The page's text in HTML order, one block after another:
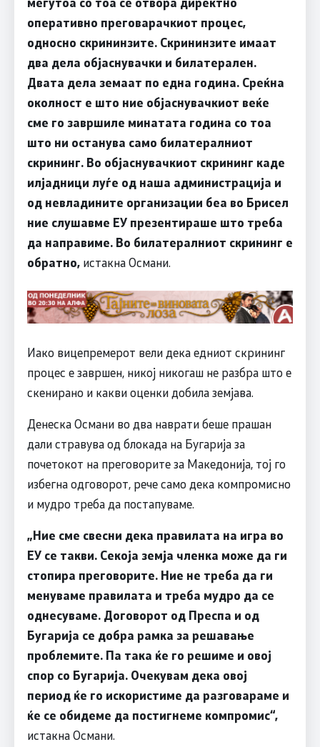
оперативно преговарачкиот процес,
односно скрининзите. Скрининзите имаат
два дела објаснувачки и билатерален.
Двата дела земаат по една година. Среќна
околност е што ние објаснувачкиот веќе
сме го завршиле минатата година со тоа
што ни останува само билатералниот
скрининг. Во објаснувачкиот скрининг каде
илјадници луѓе од наша администрација и
од невладините организации беа во Брисел
ние слушавме ЕУ презентираше што треба
да направиме. Во билатералниот скрининг е
обратно, истакна Османи.
Иако вицепремерот вели дека едниот скрининг
процес е завршен, никој никогаш не разбра што е
скенирано и какви оценки добила земјава.
Денеска Османи во два наврати беше прашан
дали стравува од блокада на Бугарија за
почетокот на преговорите за Македонија, тој го
избегна одговорот, рече само дека компромисно
и мудро треба да постапуваме.
„Ние сме свесни дека правилата на игра во
ЕУ се такви. Секоја земја членка може да ги
стопира преговорите. Ние не треба да ги
менуваме правилата и треба мудро да се
однесуваме. Договорот од Преспа и од
Бугарија се добра рамка за решавање
проблемите. Па така ќе го решиме и овој
спор со Бугарија. Очекувам дека овој
период ќе го искористиме да разговараме и
ќе се обидеме да постигнеме компромис“,
истакна Османи.